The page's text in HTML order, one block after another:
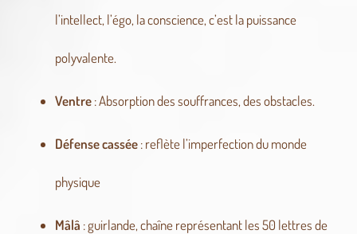
l’intellect, l’égo, la conscience, c’est la puissance
polyvalente.
Ventre: Absorption des souffrances, des obstacles.
Défense cassée: reflète l’imperfection du monde
physique
Mâlâ : guirlande, chaîne représentant les 50 lettres de